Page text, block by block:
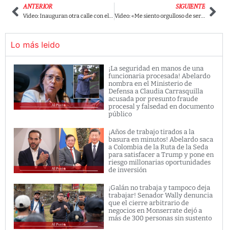
ANTERIOR
Video: Inauguran otra calle con el nombre de Uribe en Estados Unidos y provoca burlas en redes.
SIGUIENTE
Video: «Me siento orgulloso de ser su comandante supremo»: Martín no aguantó y se burló de Duque y su discurso.
Lo más leido
¡La seguridad en manos de una
funcionaria procesada! Abelardo
nombra en el Ministerio de
Defensa a Claudia Carrasquilla
acusada por presunto fraude
procesal y falsedad en documento
público
¡Años de trabajo tirados a la
basura en minutos! Abelardo saca
a Colombia de la Ruta de la Seda
para satisfacer a Trump y pone en
riesgo millonarias oportunidades
de inversión
¡Galán no trabaja y tampoco deja
trabajar! Senador Wally denuncia
que el cierre arbitrario de
negocios en Monserrate dejó a
más de 300 personas sin sustento